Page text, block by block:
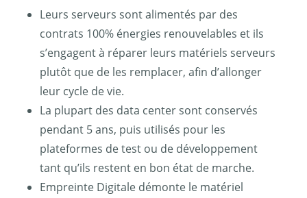
Leurs serveurs sont alimentés par des
contrats 100% énergies renouvelables et ils
s’engagent à réparer leurs matériels serveurs
plutôt que de les remplacer, afin d’allonger
leur cycle de vie.
La plupart des data center sont conservés
pendant 5 ans, puis utilisés pour les
plateformes de test ou de développement
tant qu’ils restent en bon état de marche.
Empreinte Digitale démonte le matériel